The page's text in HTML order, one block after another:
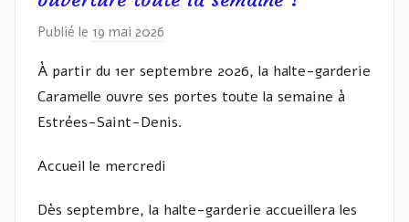
Publié le 19 mai 2026
r
I
v
À partir du 1er septembre 2026, la halte-garderie
Caramelle ouvre ses portes toute la semaine à
Estrées-Saint-Denis.
Accueil le mercredi
Dès septembre, la halte-garderie accueillera les